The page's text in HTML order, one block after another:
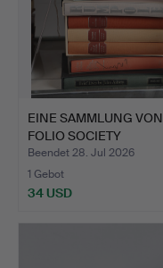
EINE SAMMLUNG VON
FOLIO SOCIETY
BÜCHERN (A…
Beendet 28. Jul 2026
1 Gebot
34 USD